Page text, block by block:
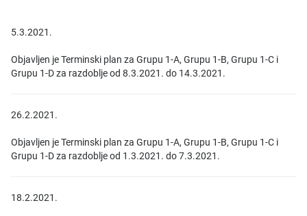
5.3.2021.
Objavljen je Terminski plan za Grupu 1-A, Grupu 1-B, Grupu 1-C i
Grupu 1-D za razdoblje od 8.3.2021. do 14.3.2021.
26.2.2021.
Objavljen je Terminski plan za Grupu 1-A, Grupu 1-B, Grupu 1-C i
Grupu 1-D za razdoblje od 1.3.2021. do 7.3.2021.
18.2.2021.